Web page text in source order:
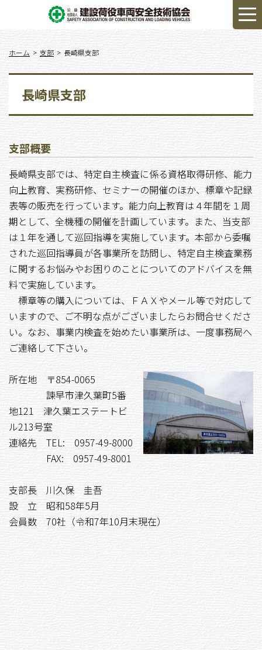
ホーム 支部 長崎県支部
長崎県支部
支部概要
長崎県支部では、特定自主検査に係る資格取得研修、能力
向上教育、実務研修、セミナーの開催のほか、標章や記録
表等の販売を行っています。能力向上教育は４年間を１周
期として、全機種の開催を計画しています。また、当支部
は１年を通して巡回指導を実施しています。本部から委嘱
された巡回指導員が各事業所を訪問し、特定自主検査業務
に関するお悩みやお困りのことについてのアドバイスを無
料で実施しています。
標章等の購入については、ＦＡＸやメール等で対応して
いますので、ご不明な点がございましたらお問合せくださ
い。なお、事業内検査を始めたい事業所は、一度事務局へ
ご連絡して下さい。
所在地 〒854-0065
諫早市津久葉町5番
地121 津久葉エステートビ
ル213号室
連絡先 TEL: 0957-49-8000
FAX: 0957-49-8001
支部長 川久保 圭吾
設 立 昭和58年5月
会員数 70社（令和7年10月末現在）